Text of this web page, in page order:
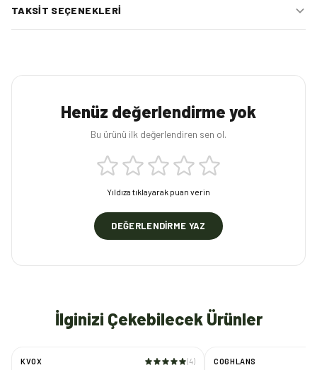
TAKSIT SEÇENEKLERI
Henüz değerlendirme yok
Bu ürünü ilk değerlendiren sen ol.
Yıldıza tıklayarak puan verin
DEĞERLENDIRME YAZ
İlginizi Çekebilecek Ürünler
KVOX (4) COGHLANS